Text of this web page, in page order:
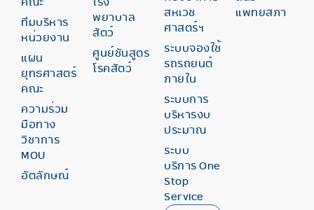
ทีมบริหาร
หน่วยงาน
แผน
ยุทธศาสตร์
คณะ
ความร่วม
มือทาง
วิชาการ
MOU
อัตลักษณ์
พยาบาล
สัตว์
ศูนย์ชันสูตร
โรคสัตว์
สหเวช
ศาสตร์ฯ
ระบบจองใช้
รถรถยนต์
ภายใน
ระบบการ
บริหารงบ
ประมาณ
ระบบ
บริการ One
Stop
Service
แพทยสภา